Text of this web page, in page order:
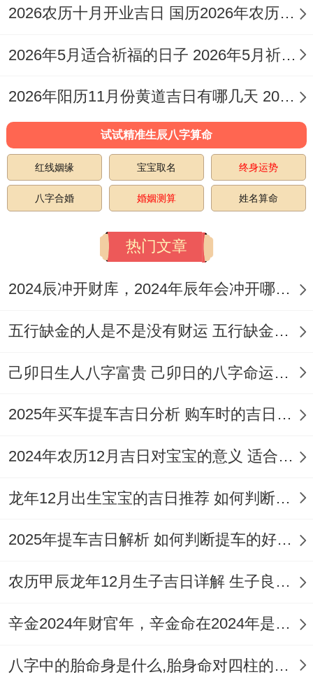
修造等不简单事宜有需要而且进行的家庭、
找原因
:此日吉神护佑、综合评分较高！但需
注意家中若有属虎的成员，应谨慎选择此
日。
4.【日期】2026年3月14日
（星期六;农历正月廿六）
福、开光、入宅、移徙、安床、拆卸、动
土、上梁、进人口。
养、安葬、纳畜、伐木。
适合人群：适合新店开业与搬家入宅共同进
讨论:此日适宜开业求财，寓意搬迁后家业兴
旺，财源广进！属蛇者需避让。
宜 ：嫁娶、祭祀、开光、祈福、求嗣、出
火、入宅、移徙、安床、拆卸、动土、破
2026农历十月开业吉日 国历2026年农历十月哪天开业好
2026年5月适合祈福的日子 2026年5月祈福吉日
2026年阳历11月份黄道吉日有哪几天 2026年阳历1月份是什么生肖
试试精准生辰八字算命
红线姻缘 宝宝取名 终身运势
八字合婚 婚姻测算 姓名算命
热门文章
2024辰冲开财库，2024年辰年会冲开哪些人的财库
五行缺金的人是不是没有财运 五行缺金的人命运好不好
己卯日生人八字富贵 己卯日的八字命运如何
2025年买车提车吉日分析 购车时的吉日与禁忌
2024年农历12月吉日对宝宝的意义 适合龙年宝宝出生的日子有哪些
龙年12月出生宝宝的吉日推荐 如何判断吉日是否适合宝宝
2025年提车吉日解析 如何判断提车的好日子
农历甲辰龙年12月生子吉日详解 生子良辰的影响因素
辛金2024年财官年，辛金命在2024年是财官年还是财印年
八字中的胎命身是什么,胎身命对四柱的影响